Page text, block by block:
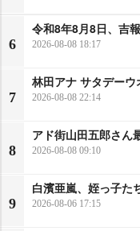
6
令和8年8月8日、吉
2026-08-08 18:17
7
林田アナ サタデーウ
2026-08-08 22:14
8
アド街山田五郎さん
2026-08-08 09:10
9
白濱亜嵐、姪っ子た
2026-08-06 17:15